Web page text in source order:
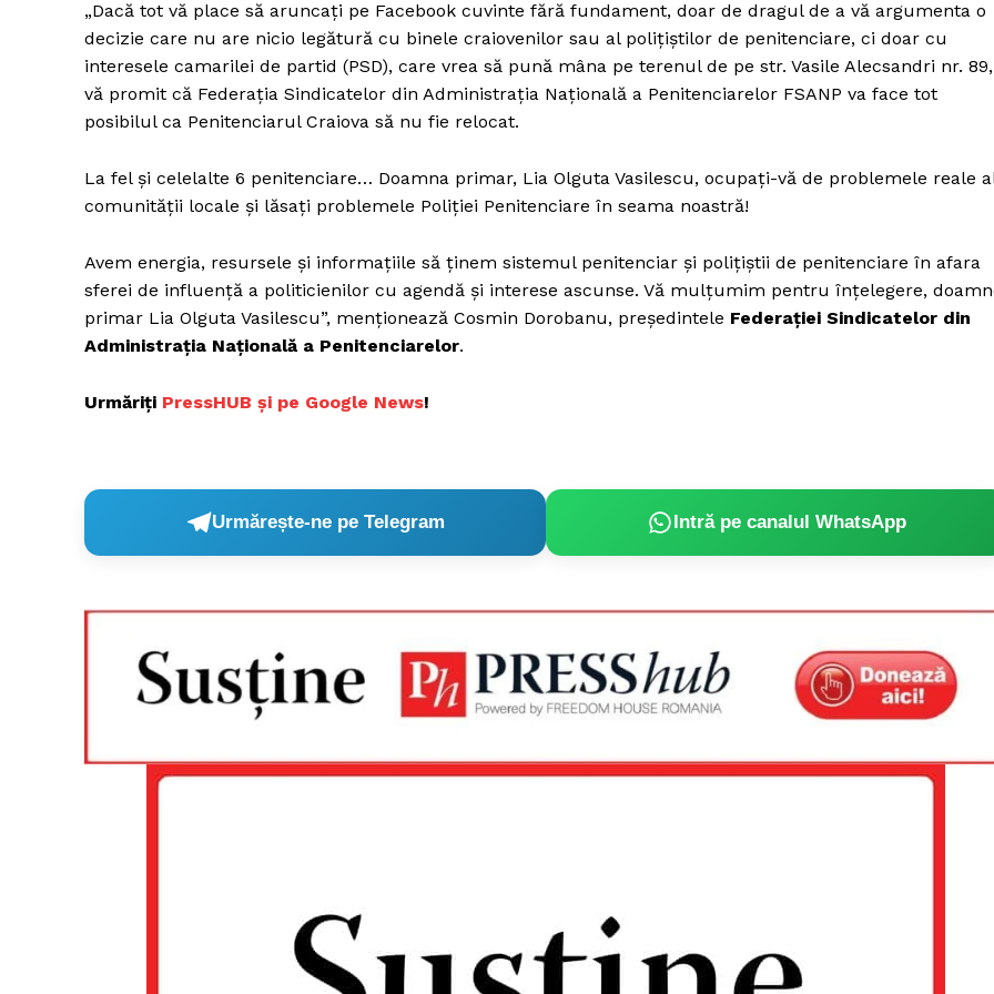
„Dacă tot vă place să aruncați pe Facebook cuvinte fără fundament, doar de dragul de a vă argumenta o
decizie care nu are nicio legătură cu binele craiovenilor sau al polițiștilor de penitenciare, ci doar cu
interesele camarilei de partid (PSD), care vrea să pună mâna pe terenul de pe str. Vasile Alecsandri nr. 89,
vă promit că Federația Sindicatelor din Administrația Națională a Penitenciarelor FSANP va face tot
posibilul ca Penitenciarul Craiova să nu fie relocat.
La fel și celelalte 6 penitenciare… Doamna primar, Lia Olguta Vasilescu, ocupați-vă de problemele reale
comunității locale și lăsați problemele Poliției Penitenciare în seama noastră!
Avem energia, resursele și informațiile să ținem sistemul penitenciar și polițiștii de penitenciare în afara
sferei de influență a politicienilor cu agendă și interese ascunse. Vă mulțumim pentru înțelegere,
primar Lia Olguta Vasilescu”, menționează Cosmin Dorobanu, președintele Federației Sindicatelor din
Administrația Națională a Penitenciarelor.
Urmăriți PressHUB și pe Google News!
Urmărește-ne pe Telegram Intră pe canalul WhatsApp